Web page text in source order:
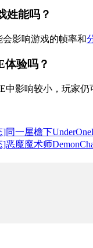
姓能吗？
影响游戏的帧率和
体验吗？
中影响较小，玩家仍
同一屋檐下
恶魔魔术师